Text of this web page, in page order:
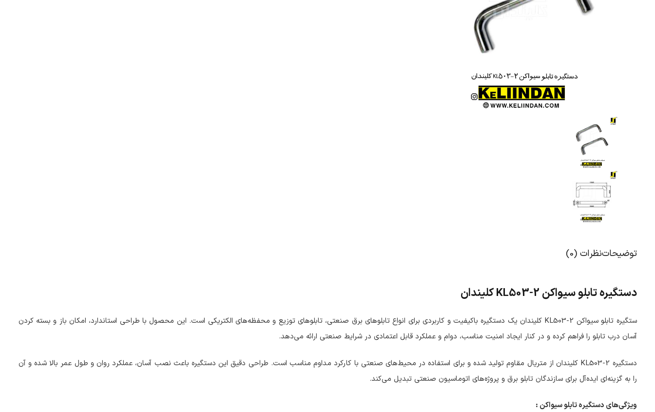
توضیحاتنظرات (0)
دستگیره تابلو سیواکن KL503-2 کلیندان
ستگیره تابلو سیواکن KL503-2 کلیندان یک دستگیره باکیفیت و کاربردی برای انواع تابلوهای برق صنعتی، تابلوهای توزیع و محفظه‌های الکتریکی است. این محصول با طراحی استاندارد، امکان باز و بسته کردن
آسان درب تابلو را فراهم کرده و در کنار ایجاد امنیت مناسب، دوام و عملکرد قابل اعتمادی در شرایط صنعتی ارائه می‌دهد.
دستگیره KL503-2 کلیندان از متریال مقاوم تولید شده و برای استفاده در محیط‌های صنعتی با کارکرد مداوم مناسب است. طراحی دقیق این دستگیره باعث نصب آسان، عملکرد روان و طول عمر بالا شده و آن
را به گزینه‌ای ایده‌آل برای سازندگان تابلو برق و پروژه‌های اتوماسیون صنعتی تبدیل می‌کند.
ویژگی‌های دستگیره تابلو سیواکن :